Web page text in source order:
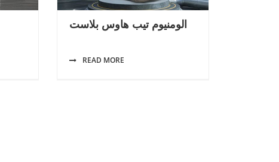
الومنيوم تيب هاوس بلاست
READ MORE